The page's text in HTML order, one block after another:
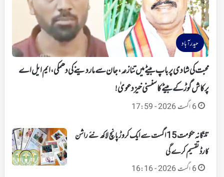
حیدرآباد
محبت کی شادی پر باپ بیٹے میں تنازعہ، جان سے ماردینے کی دھمکی، ایم ایل اے
پرکاش گوڑ کے بیٹے کا سنسنی خیز دعویٰ!
6 اگست 2026 - 17:59
تلنگانہ حکومت 15 اگست سے ایک کروڑ پانچ لاکھ نئے راشن
کارڈ تقسیم کرے گی
6 اگست 2026 - 16:16